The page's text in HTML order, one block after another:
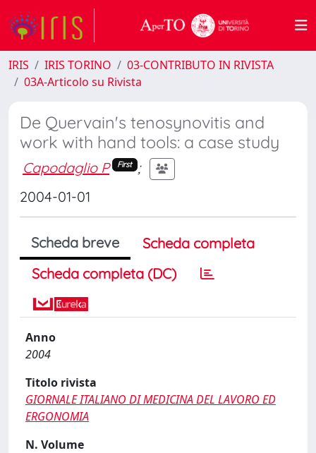
IRIS IRIS TORINO
03-CONTRIBUTO IN RIVISTA
03A-Articolo su Rivista
De Quervain's tenosynovitis and
work with hand tools: a case study
Capodaglio P First ;
2004-01-01
Scheda breve
Scheda completa
Scheda completa (DC)
Anno
2004
Titolo rivista
GIORNALE ITALIANO DI MEDICINA DEL LAVORO ED
ERGONOMIA
N. Volume